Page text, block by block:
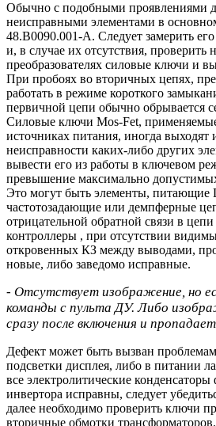
Обычно с подобными проявлениями
неисправными элементами в
48.B0090.001-A. Следует замерить
и, в случае их отсутствия, проверить
преобразователях силовые ключи и
При пробоях во вторичных цепях,
работать в режиме короткого
первичной цепи обычно обрывается
Силовые ключи Mos-Fet,
источниках питания, иногда выходят
неисправности каких-либо других
вывести его из работы в ключевом
превышение максимально
Это могут быть элементы,
частотозадающие или демпферные
отрицательной обратной связи в
контроллеры , при отсутствии
откровенных КЗ между выводами,
новые, либо заведомо исправные.
- Отсутствует изображение, но
команды с пульта ДУ. Либо
сразу после включения и
Дефект может быть вызван
подсветки дисплея, либо в питании
все электролитические
инвертора исправны, следует
далее необходимо проверить ключи
вторичные обмотки трансформаторов.